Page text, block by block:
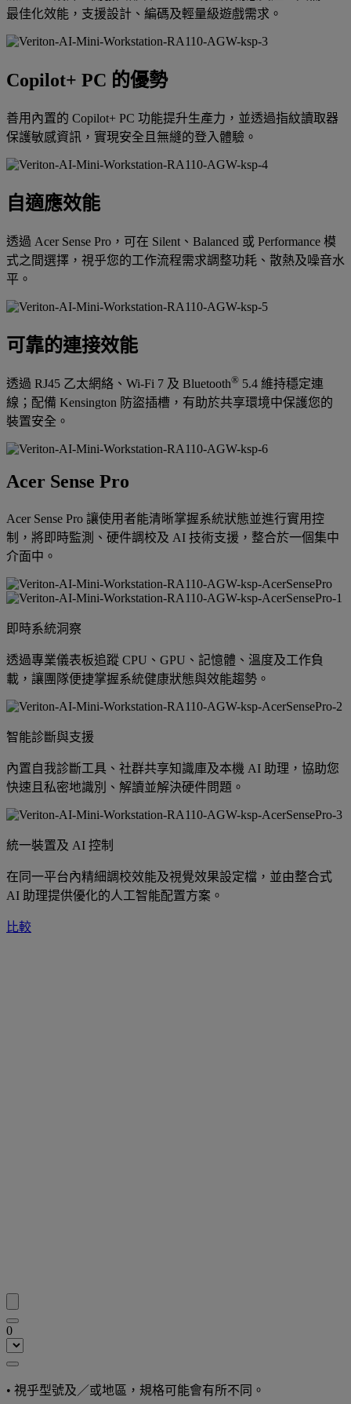
最佳化效能，支援設計、編碼及輕量級遊戲需求。
Copilot+ PC 的優勢
善用內置的 Copilot+ PC 功能提升生產力，並透過指紋讀取器
保護敏感資訊，實現安全且無縫的登入體驗。
自適應效能
透過 Acer Sense Pro，可在 Silent、Balanced 或 Performance 模
式之間選擇，視乎您的工作流程需求調整功耗、散熱及噪音水
平。
可靠的連接效能
透過 RJ45 乙太網絡、Wi-Fi 7 及 Bluetooth® 5.4 維持穩定連
線；配備 Kensington 防盜插槽，有助於共享環境中保護您的
裝置安全。
Acer Sense Pro
Acer Sense Pro 讓使用者能清晰掌握系統狀態並進行實用控
制，將即時監測、硬件調校及 AI 技術支援，整合於一個集中
介面中。
即時系統洞察
透過專業儀表板追蹤 CPU、GPU、記憶體、溫度及工作負
載，讓團隊便捷掌握系統健康狀態與效能趨勢。
智能診斷與支援
內置自我診斷工具、社群共享知識庫及本機 AI 助理，協助您
快速且私密地識別、解讀並解決硬件問題。
統一裝置及 AI 控制
在同一平台內精細調校效能及視覺效果設定檔，並由整合式
AI 助理提供優化的人工智能配置方案。
比較
0
• 視乎型號及／或地區，規格可能會有所不同。